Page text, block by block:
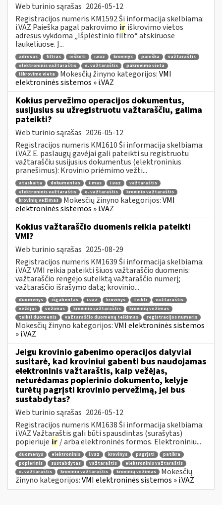
Web turinio sąrašas 2026-05-12
Registracijos numeris KM1592 Ši informacija skelbiama:
i.VAZ Paieška pagal pakrovimo ir iškrovimo vietos
adresus vykdoma „Išplėstinio filtro“ atskiruose
laukeliuose. Į...
adresas filtras ieškoti i.vaz krovinys paieška
važtaraštis
elektroninis važtaraštis
e. važtaraštis
pakrovimo vieta
iškrovimo vieta
Mokesčių žinyno kategorijos:VMI
elektroninės sistemos » i.VAZ
Kokius pervežimo operacijos dokumentus,
susijusius su užregistruotu važtaraščiu, galima
pateikti?
Web turinio sąrašas 2026-05-12
Registracijos numeris KM1610 Ši informacija skelbiama:
i.VAZ E. paslaugų gavėjai gali pateikti su registruotu
važtaraščiu susijusius dokumentus (elektroninius
pranešimus): Krovinio priėmimo vežti...
ataskaita dokumentas i.mas i.vaz
važtaraštis
elektroninis važtaraštis
e. važtaraštis
krovinio važtaraštis
krovinių vežimas
Mokesčių žinyno kategorijos:VMI
elektroninės sistemos » i.VAZ
Kokius važtaraščio duomenis reikia pateikti
VMI?
Web turinio sąrašas 2025-08-29
Registracijos numeris KM1639 Ši informacija skelbiama:
i.VAZ VMI reikia pateikti šiuos važtaraščio duomenis:
važtaraščio rengėjo suteiktą važtaraščio numerį;
važtaraščio išrašymo datą; krovinio...
duomenys išgabentas i.vaz krovinys teikti
važtaraštis
vežėjas
vežimas krovinio važtaraštis
krovinių vežimas
teikti duomenis
važtaraščio duomenų teikimas registracijos numeris
Mokesčių žinyno kategorijos:VMI elektroninės sistemos
» i.VAZ
Jeigu krovinio gabenimo operacijos dalyviai
susitarė, kad kroviniui gabenti bus naudojamas
elektroninis važtaraštis, kaip vežėjas,
neturėdamas popierinio dokumento, kelyje
turėtų pagrįsti krovinio pervežimą, jei bus
sustabdytas?
Web turinio sąrašas 2026-05-12
Registracijos numeris KM1638 Ši informacija skelbiama:
i.VAZ Važtaraštis gali būti spausdintas (surašytas)
popieriuje ir / arba elektroninės formos. Elektroniniu...
duomenys elektroninis i.vaz krovinys pagrįsti
patikra
popierinis
sustabdytas važtaraštis
elektroninis važtaraštis
e. važtaraštis
krovinio važtaraštis krovinių vežimas
Mokesčių
žinyno kategorijos:VMI elektroninės sistemos » i.VAZ